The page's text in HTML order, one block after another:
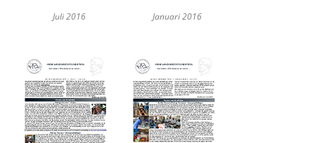
Juli 2016 Januari 2016